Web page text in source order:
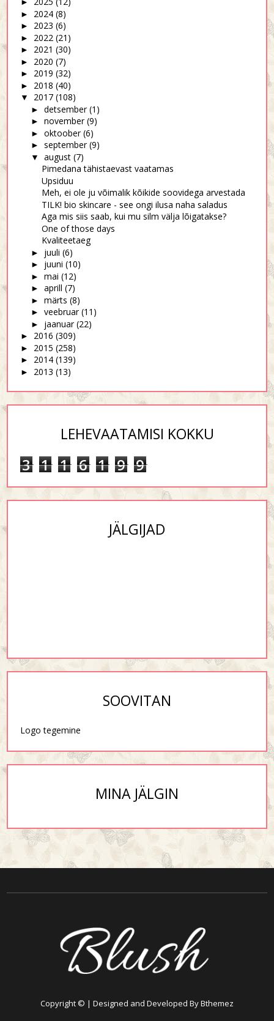
► 2024 (8)
► 2023 (6)
► 2022 (21)
► 2021 (30)
► 2020 (7)
► 2019 (32)
► 2018 (40)
▼ 2017 (108)
► detsember (1)
► november (9)
► oktoober (6)
► september (9)
▼ august (7)
Pimedana tähistaevast vaatamas
Upsiduu
Meh, ei ole ju võimalik kõikide soovidega arvestada
TILK! bio skincare - see ongi ilusa naha saladus
Aga mis siis saab, kui mu silm välja lõigatakse?
One of those days
Kvaliteetaeg
► juuli (6)
► juuni (10)
► mai (12)
► aprill (7)
► märts (8)
► veebruar (11)
► jaanuar (22)
► 2016 (309)
► 2015 (258)
► 2014 (139)
► 2013 (13)
LEHEVAATAMISI KOKKU
3 1 1 6 1 9 9
JÄLGIJAD
SOOVITAN
Logo tegemine
MINA JÄLGIN
Copyright © | Designed and Developed By Bthemez